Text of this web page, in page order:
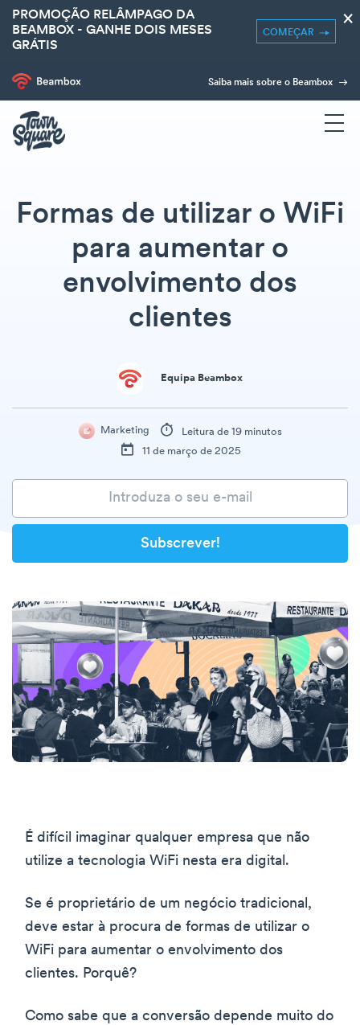
PROMOÇÃO RELÂMPAGO DA
BEAMBOX - GANHE DOIS MESES
GRÁTIS
COMEÇAR
×
Saiba mais sobre o Beambox
Formas de utilizar o WiFi
para aumentar o
envolvimento dos
clientes
Equipa Beambox
Marketing
Leitura de 19 minutos
11 de março de 2025
É difícil imaginar qualquer empresa que não
utilize a tecnologia WiFi nesta era digital.
Se é proprietário de um negócio tradicional,
deve estar à procura de formas de utilizar o
WiFi para aumentar o envolvimento dos
clientes. Porquê?
Como sabe que a conversão depende muito do